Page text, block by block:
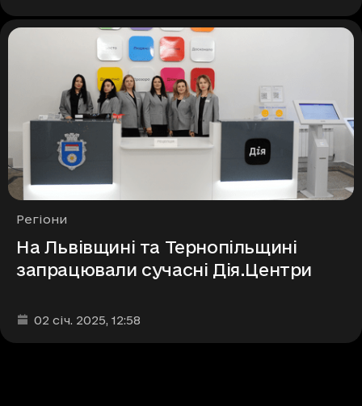
Рубрики
Регіони
На Львівщині та Тернопільщині
запрацювали сучасні Дія.Центри
Дата та час публікації
02 січ. 2025, 12:58